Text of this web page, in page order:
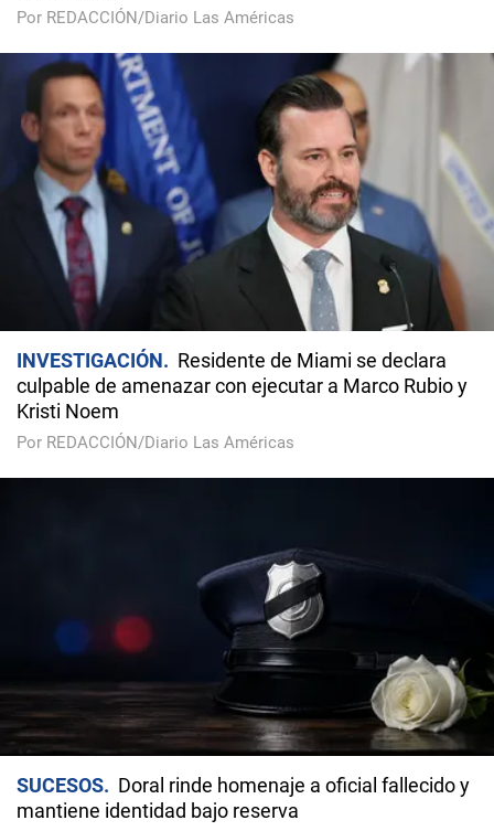
Por REDACCIÓN/Diario Las Américas
INVESTIGACIÓN
Residente de Miami se declara
culpable de amenazar con ejecutar a Marco Rubio y
Kristi Noem
Por REDACCIÓN/Diario Las Américas
SUCESOS
Doral rinde homenaje a oficial fallecido y
mantiene identidad bajo reserva